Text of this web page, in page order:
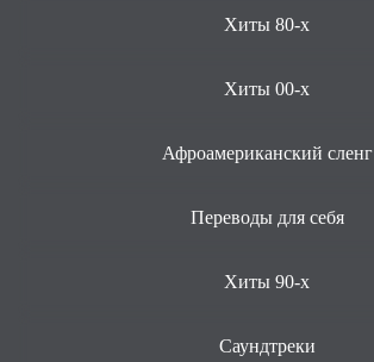
Хиты 80-х
Хиты 00-х
Афроамериканский сленг
Переводы для себя
Хиты 90-х
Саундтреки